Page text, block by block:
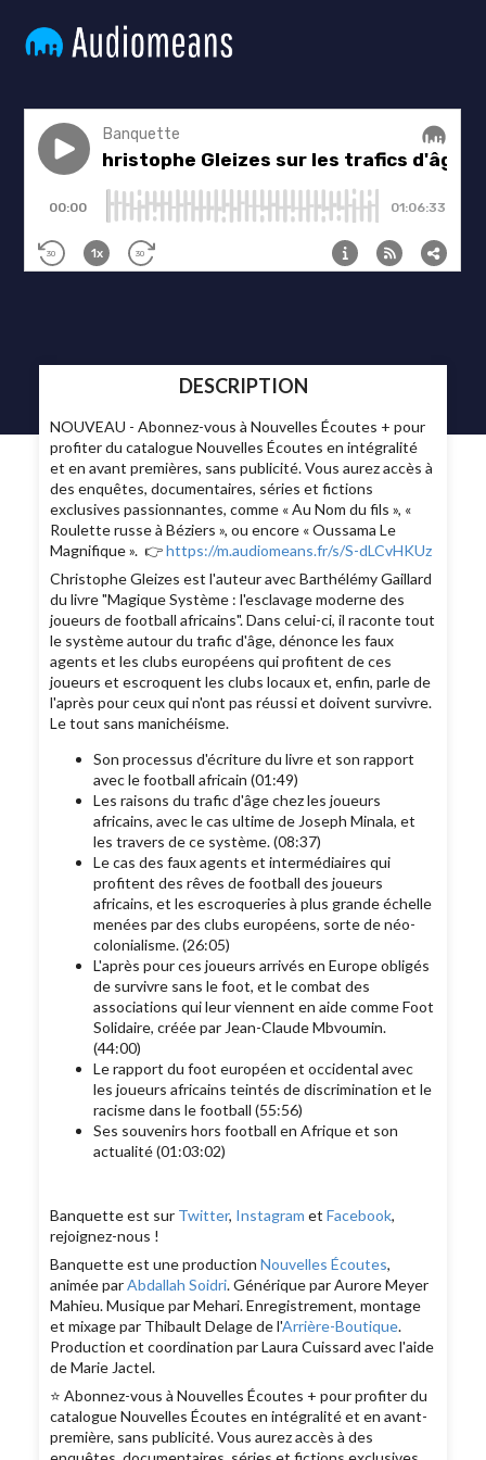
DESCRIPTION
NOUVEAU - Abonnez-vous à Nouvelles Écoutes + pour
profiter du catalogue Nouvelles Écoutes en intégralité
et en avant premières, sans publicité. Vous aurez accès à
des enquêtes, documentaires, séries et fictions
exclusives passionnantes, comme « Au Nom du fils », «
Roulette russe à Béziers », ou encore « Oussama Le
Magnifique ». 👉https://m.audiomeans.fr/s/S-dLCvHKUz
Christophe Gleizes est l'auteur avec Barthélémy Gaillard
du livre "Magique Système : l'esclavage moderne des
joueurs de football africains". Dans celui-ci, il raconte tout
le système autour du trafic d'âge, dénonce les faux
agents et les clubs européens qui profitent de ces
joueurs et escroquent les clubs locaux et, enfin, parle de
l'après pour ceux qui n'ont pas réussi et doivent survivre.
Le tout sans manichéisme.
Son processus d'écriture du livre et son rapport
avec le football africain (01:49)
Les raisons du trafic d'âge chez les joueurs
africains, avec le cas ultime de Joseph Minala, et
les travers de ce système. (08:37)
Le cas des faux agents et intermédiaires qui
profitent des rêves de football des joueurs
africains, et les escroqueries à plus grande échelle
menées par des clubs européens, sorte de néo-
colonialisme. (26:05)
L'après pour ces joueurs arrivés en Europe obligés
de survivre sans le foot, et le combat des
associations qui leur viennent en aide comme Foot
Solidaire, créée par Jean-Claude Mbvoumin.
(44:00)
Le rapport du foot européen et occidental avec
les joueurs africains teintés de discrimination et le
racisme dans le football (55:56)
Ses souvenirs hors football en Afrique et son
actualité (01:03:02)
Banquette est sur Twitter, Instagram etFacebook,
rejoignez-nous !
Banquette est une productionNouvelles Écoutes,
animée parAbdallah Soidri. Générique par Aurore Meyer
Mahieu. Musique par Mehari. Enregistrement, montage
et mixage par Thibault Delage de l'Arrière-Boutique.
Production et coordination par Laura Cuissard avec l'aide
de Marie Jactel.
⭐️ Abonnez-vous à Nouvelles Écoutes + pour profiter du
catalogue Nouvelles Écoutes en intégralité et en avant-
première, sans publicité. Vous aurez accès à des